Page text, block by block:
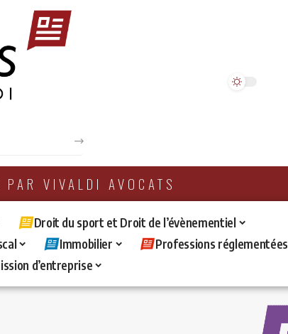
VIVALDI AVOCATS
Droit du sport et Droit de l’évènementiel
Immobilier
Professions réglementées
d’entreprise